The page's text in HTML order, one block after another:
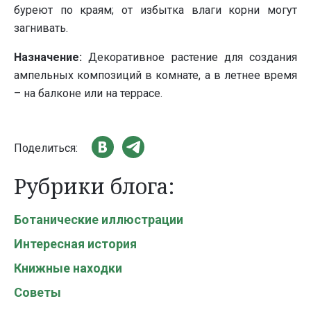
буреют по краям; от избытка влаги корни могут
загнивать.
Назначение: Декоративное растение для создания
ампельных композиций в комнате, а в летнее время
– на балконе или на террасе.
Поделиться:
Рубрики блога:
Ботанические иллюстрации
Интересная история
Книжные находки
Советы